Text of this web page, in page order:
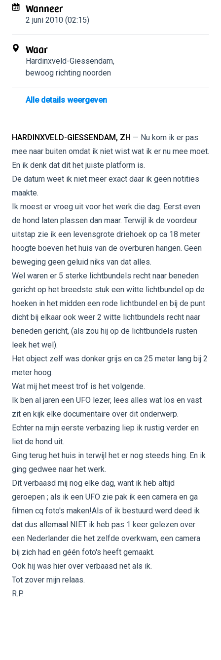
Wanneer
2 juni 2010 (02:15)
Waar
Hardinxveld-Giessendam,
bewoog richting noorden
Alle details weergeven
HARDINXVELD-GIESSENDAM, ZH — Nu kom ik er pas
mee naar buiten omdat ik niet wist wat ik er nu mee moet.
En ik denk dat dit het juiste platform is.
De datum weet ik niet meer exact daar ik geen notities
maakte.
Ik moest er vroeg uit voor het werk die dag. Eerst even
de hond laten plassen dan maar. Terwijl ik de voordeur
uitstap zie ik een levensgrote driehoek op ca 18 meter
hoogte boeven het huis van de overburen hangen. Geen
beweging geen geluid niks van dat alles.
Wel waren er 5 sterke lichtbundels recht naar beneden
gericht op het breedste stuk een witte lichtbundel op de
hoeken in het midden een rode lichtbundel en bij de punt
dicht bij elkaar ook weer 2 witte lichtbundels recht naar
beneden gericht, (als zou hij op de lichtbundels rusten
leek het wel).
Het object zelf was donker grijs en ca 25 meter lang bij 2
meter hoog.
Wat mij het meest trof is het volgende.
Ik ben al jaren een UFO lezer, lees alles wat los en vast
zit en kijk elke documentaire over dit onderwerp.
Echter na mijn eerste verbazing liep ik rustig verder en
liet de hond uit.
Ging terug het huis in terwijl het er nog steeds hing. En ik
ging gedwee naar het werk.
Dit verbaasd mij nog elke dag, want ik heb altijd
geroepen ; als ik een UFO zie pak ik een camera en ga
filmen cq foto's maken!Als of ik bestuurd werd deed ik
dat dus allemaal NIET ik heb pas 1 keer gelezen over
een Nederlander die het zelfde overkwam, een camera
bij zich had en géén foto's heeft gemaakt.
Ook hij was hier over verbaasd net als ik.
Tot zover mijn relaas.
R.P.